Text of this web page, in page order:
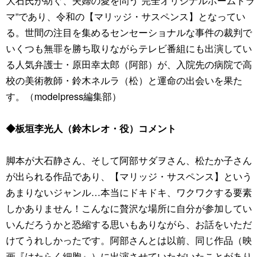
マ”であり、令和の【マリッジ・サスペンス】となってい
る。世間の注目を集めるセンセーショナルな事件の裁判で
いくつも無罪を勝ち取りながらテレビ番組にも出演してい
る人気弁護士・原田幸太郎（阿部）が、入院先の病院で高
校の美術教師・鈴木ネルラ（松）と運命の出会いを果た
す。（modelpress編集部）
◆板垣李光人（鈴木レオ・役）コメント
脚本が大石静さん、そして阿部サダヲさん、松たか子さん
が出られる作品であり、【マリッジ・サスペンス】という
あまりないジャンル…本当にドキドキ、ワクワクする要素
しかありません！こんなに贅沢な場所に自分が参加してい
いんだろうかと恐縮する思いもありながら、お話をいただ
けてうれしかったです。阿部さんとは以前、同じ作品（映